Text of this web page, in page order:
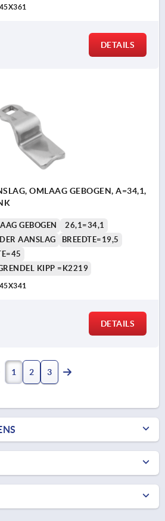
DETAILS
OMLAAG GEBOGEN, A=34,1,
GEBOGEN
26,1=34,1
AANSLAG
BREEDTE=19,5
KIPP =K2219
DETAILS
1 2 3